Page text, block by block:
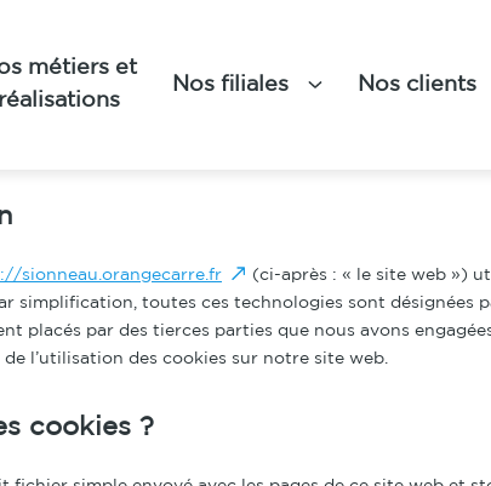
métiers et
réalisations
Nos filiales Nos clients
sionneau.orangecarre.fr
(ci-après : « le site web »)
simplification, toutes ces technologies sont désignées
placés par des tierces parties que nous avons
l’utilisation des cookies sur notre site web.
cookies ?